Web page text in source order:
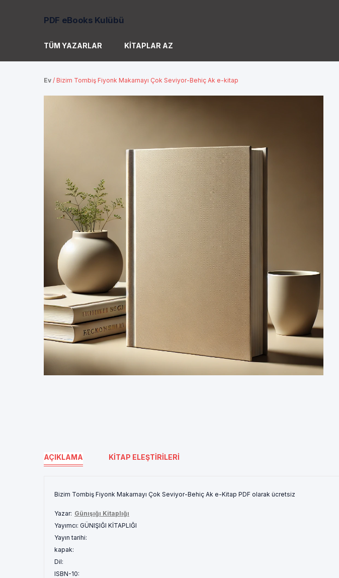
PDF eBooks Kulübü
TÜM YAZARLAR KITAPLAR AZ
Ev / Bizim Tombiş Fiyonk Makarnayı Çok Seviyor-Behiç Ak e-kitap
AÇIKLAMA KITAP ELEŞTIRILERI
Bizim Tombiş Fiyonk Makarnayı Çok Seviyor-Behiç Ak e-Kitap PDF olarak ücretsiz
Yazar: Günışığı Kitaplığı
Yayımcı: GÜNIŞIĞI KİTAPLIĞI
Yayın tarihi:
kapak:
Dil:
ISBN-10: